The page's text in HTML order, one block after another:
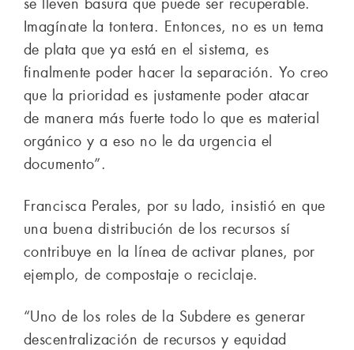
se lleven basura que puede ser recuperable.
Imagínate la tontera. Entonces, no es un tema
de plata que ya está en el sistema, es
finalmente poder hacer la separación. Yo creo
que la prioridad es justamente poder atacar
de manera más fuerte todo lo que es material
orgánico y a eso no le da urgencia el
documento”.
Francisca Perales, por su lado, insistió en que
una buena distribución de los recursos sí
contribuye en la línea de activar planes, por
ejemplo, de compostaje o reciclaje.
“Uno de los roles de la Subdere es generar
descentralización de recursos y equidad